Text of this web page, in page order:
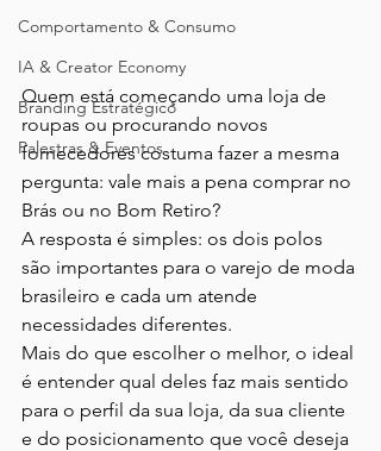
Comportamento & Consumo
IA & Creator Economy
Branding Estratégico
Palestras & Eventos
Quem está começando uma loja de
roupas ou procurando novos
fornecedores costuma fazer a mesma
pergunta: vale mais a pena comprar no
Brás ou no Bom Retiro?
A resposta é simples: os dois polos
são importantes para o varejo de moda
brasileiro e cada um atende
necessidades diferentes.
Mais do que escolher o melhor, o ideal
é entender qual deles faz mais sentido
para o perfil da sua loja, da sua cliente
e do posicionamento que você deseja